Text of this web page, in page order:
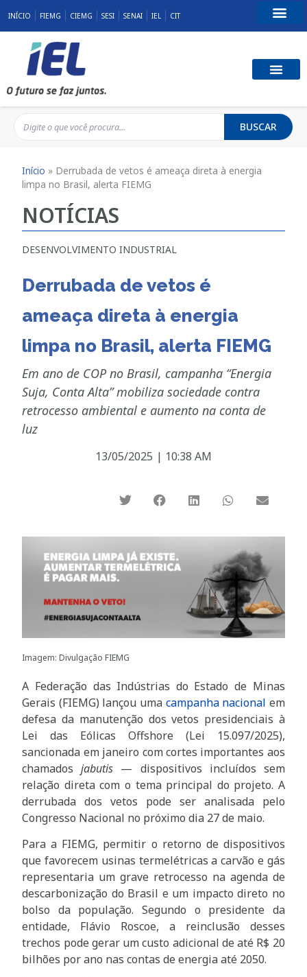
INÍCIO FIEMG CIEMG SESI SENAI IEL CIT
BUSCAR
Início » Derrubada de vetos é ameaça direta à energia
limpa no Brasil, alerta FIEMG
NOTÍCIAS
DESENVOLVIMENTO INDUSTRIAL
Derrubada de vetos é
ameaça direta à energia
limpa no Brasil, alerta FIEMG
Em ano de COP no Brasil, campanha “Energia
Suja, Conta Alta” mobiliza sociedade contra
retrocesso ambiental e aumento na conta de
luz
13/05/2025 | 10:38 AM
Imagem: Divulgação FIEMG
A Federação das Indústrias do Estado de Minas
Gerais (FIEMG) lançou uma campanha nacional em
defesa da manutenção dos vetos presidenciais à
Lei das Eólicas Offshore (Lei 15.097/2025),
sancionada em janeiro com cortes importantes aos
chamadosjabutis — dispositivos incluídos sem
relação direta com o tema principal do projeto. A
derrubada dos vetos pode ser analisada pelo
Congresso Nacional no próximo dia 27 de maio.
Para a FIEMG, permitir o retorno de dispositivos
que favorecem usinas termelétricas a carvão e gás
representaria um grave retrocesso na agenda de
descarbonização do Brasil e um impacto direto no
bolso da população. Segundo o presidente da
entidade, Flávio Roscoe, a reinclusão desses
trechos pode gerar um custo adicional de até R$ 20
bilhões por ano nas contas de energia até 2050.